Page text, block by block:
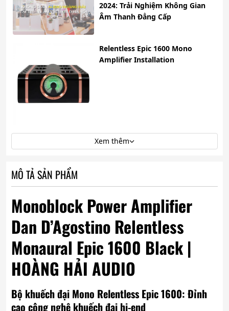
2024: Trải Nghiệm Không Gian
Âm Thanh Đẳng Cấp
Relentless Epic 1600 Mono
Amplifier Installation
Xem thêm
MÔ TẢ SẢN PHẨM
Monoblock Power Amplifier
Dan D’Agostino Relentless
Monaural Epic 1600 Black |
HOÀNG HẢI AUDIO
Bộ khuếch đại Mono Relentless Epic 1600: Đỉnh
cao công nghệ khuếch đại hi-end